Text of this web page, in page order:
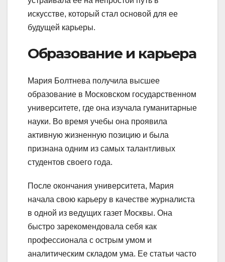
искусстве, который стал основой для ее
будущей карьеры.
Образование и карьера
Мария Болтнева получила высшее
образование в Московском государственном
университете, где она изучала гуманитарные
науки. Во время учебы она проявила
активную жизненную позицию и была
признана одним из самых талантливых
студентов своего года.
После окончания университета, Мария
начала свою карьеру в качестве журналиста
в одной из ведущих газет Москвы. Она
быстро зарекомендовала себя как
профессионала с острым умом и
аналитическим складом ума. Ее статьи часто